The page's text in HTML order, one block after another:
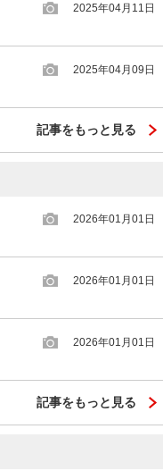
2025年04月11日
2025年04月09日
記事をもっと見る
2026年01月01日
2026年01月01日
2026年01月01日
記事をもっと見る